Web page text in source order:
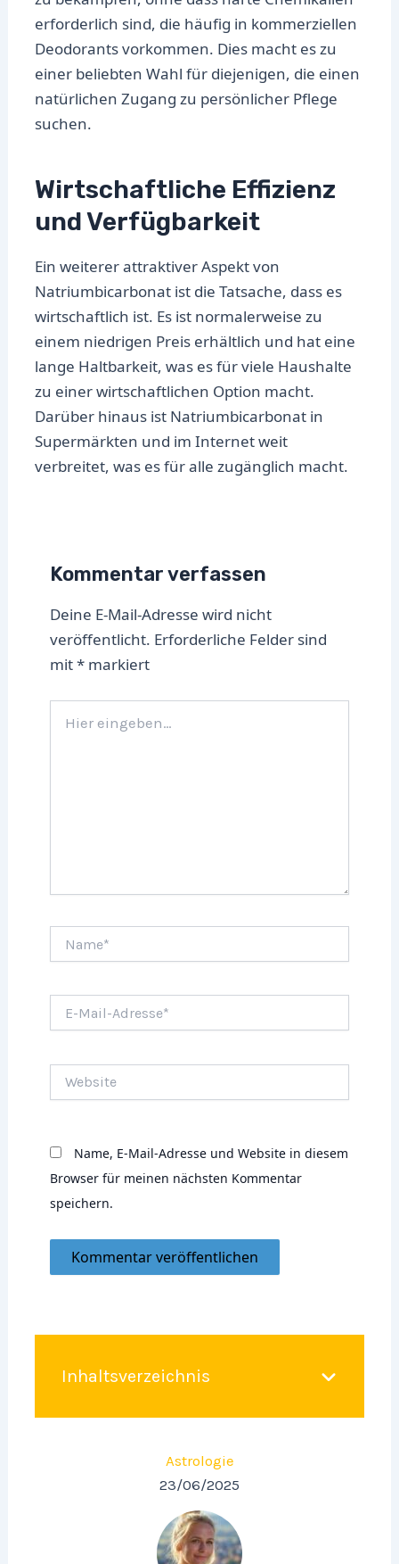
erforderlich sind, die häufig in kommerziellen
Deodorants vorkommen. Dies macht es zu
einer beliebten Wahl für diejenigen, die einen
natürlichen Zugang zu persönlicher Pflege
suchen.
Wirtschaftliche Effizienz
und Verfügbarkeit
Ein weiterer attraktiver Aspekt von
Natriumbicarbonat ist die Tatsache, dass es
wirtschaftlich ist. Es ist normalerweise zu
einem niedrigen Preis erhältlich und hat eine
lange Haltbarkeit, was es für viele Haushalte
zu einer wirtschaftlichen Option macht.
Darüber hinaus ist Natriumbicarbonat in
Supermärkten und im Internet weit
verbreitet, was es für alle zugänglich macht.
Kommentar verfassen
Deine E-Mail-Adresse wird nicht
veröffentlicht. Erforderliche Felder sind
mit* markiert
eingeben…
Mail-
Name, E-Mail-Adresse und Website in diesem
Browser für meinen nächsten Kommentar
speichern.
Inhaltsverzeichnis
Astrologie
23/06/2025